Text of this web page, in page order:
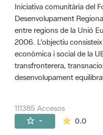
Iniciativa comunitària del
Desenvolupament
entre regions de la Unió
2006. L'objectiu
econòmica i social de la
transfronterera,
desenvolupament
111385 Accesos
- 0.0La